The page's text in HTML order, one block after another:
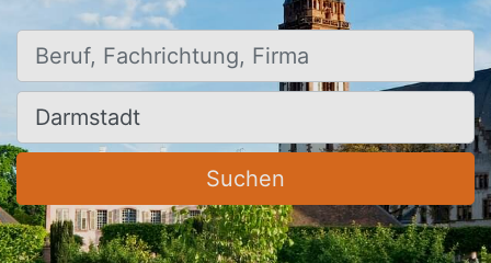
Beruf, Fachrichtung, Firma
Ort, Stadt
Suchen